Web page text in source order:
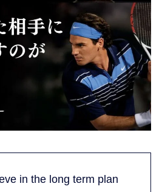
in the long term plan